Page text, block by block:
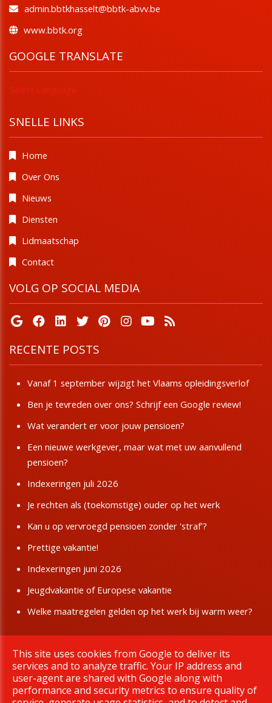
admin.bbtkhasselt@bbtk-abvv.be
www.bbtk.org
GOOGLE TRANSLATE
Select Language
SNELLE LINKS
Home
Over Ons
Nieuws
Diensten
Lidmaatschap
Contact
VOLG OP SOCIAL MEDIA
RECENTE POSTS
Vanaf 1 september wijzigt het Vlaams opleidingsverlof
Ben je tevreden over ons? Schrijf een Google review!
Wat verandert er voor jouw pensioen?
Een nieuwe werkgever, maar wat met uw aanvullend
pensioen?
Indexeringen juli 2026
Je rechten als (toekomstige) ouder op het werk
Kan u op vervroegd pensioen zonder 'straf'?
Prettige vakantie!
Indexeringen juni 2026
Jeugdvakantie of Europese vakantie
Welke maatregelen gelden op het werk bij warm weer?
Copyright © 2026 BBTK Limburg. All rights reserved.
Privacy & Cookies |UP-TO-DATE WebDesign
This site uses cookies from Google to deliver its
services and to analyze traffic. Your IP address and
user-agent are shared with Google along with
performance and security metrics to ensure quality of